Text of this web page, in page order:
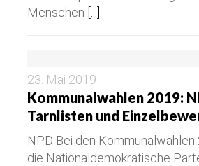
Menschen
23. Mai 2019
Kommunalwahlen 2019:
Tarnlisten und
NPD Bei den
die Nationaldemokratische